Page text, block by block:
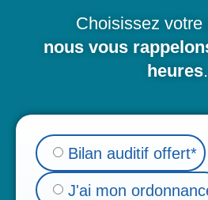
Choisissez votre
nous vous
heures.
Bilan auditif offert*
J'ai mon